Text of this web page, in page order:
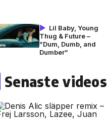
Lil Baby, Young
Thug & Future –
”Dum, Dumb, and
Dumber”
Senaste videos